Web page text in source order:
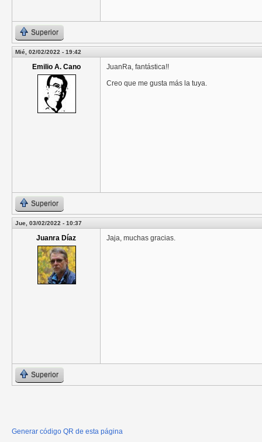
Superior
Mié, 02/02/2022 - 19:42
Emilio A. Cano
JuanRa, fantástica!!
Creo que me gusta más la tuya.
Superior
Jue, 03/02/2022 - 10:37
Juanra Díaz Jaja, muchas gracias.
Superior
Generar código QR de esta página